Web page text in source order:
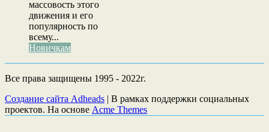
массовость этого
движения и его
популярность по
всему...
Новичкам
Все права защищены 1995 - 2022г.
Создание сайта Adheads | В рамках поддержки социальных
проектов. На основе Acme Themes